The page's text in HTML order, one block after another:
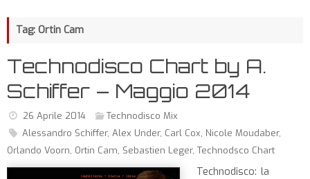
Tag: Ortin Cam
Technodisco Chart by A.
Schiffer – Maggio 2014
26 Aprile 2014
Technodisco Mix
Alessandro Schiffer, Alex Under, Carl Cox, Nicole Moudaber,
Orlando Voorn, Ortin Cam, Sebastien Leger, Technodsco Chart
Technodisco: la